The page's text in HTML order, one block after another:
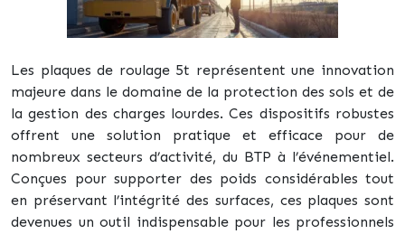
Les plaques de roulage 5t représentent une innovation
majeure dans le domaine de la protection des sols et de
la gestion des charges lourdes. Ces dispositifs robustes
offrent une solution pratique et efficace pour de
nombreux secteurs d’activité, du BTP à l’événementiel.
Conçues pour supporter des poids considérables tout
en préservant l’intégrité des surfaces, ces plaques sont
devenues un outil indispensable pour les professionnels